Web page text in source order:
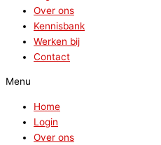
Over ons
Kennisbank
Werken bij
Contact
Menu
Home
Login
Over ons